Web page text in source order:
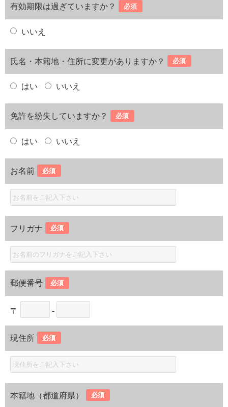
有効期限は過ぎていますか？ 必須
いいえ
氏名・本籍地・住所に変更がありますか？ 必須
はい いいえ
免許を紛失していますか？ 必須
はい いいえ
お名前 必須
フリガナ 必須
郵便番号 必須
〒 -
現住所 必須
本籍地（都道府県） 必須